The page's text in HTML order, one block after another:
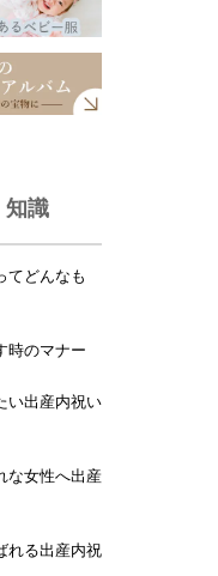
知識
てどんなも
時のマナー
い出産内祝い
な女性へ出産
れる出産内祝